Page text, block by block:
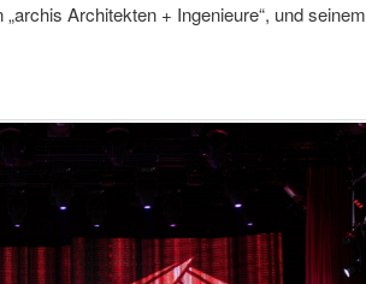
Architekten + Ingenieure“, und seinem